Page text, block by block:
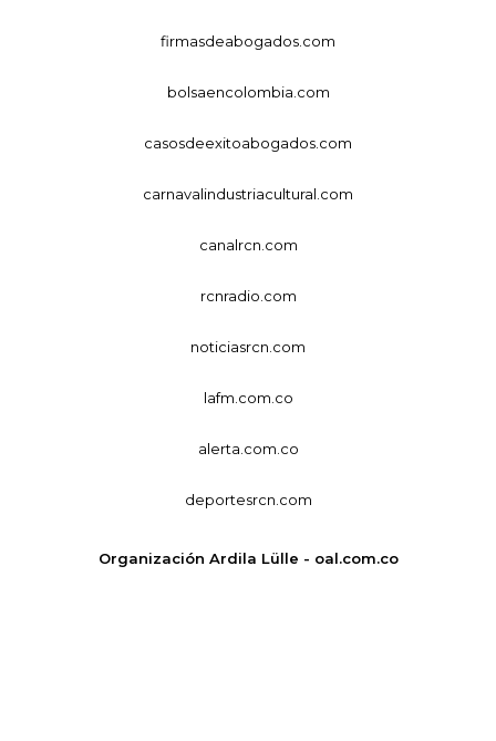
firmasdeabogados.com
bolsaencolombia.com
casosdeexitoabogados.com
carnavalindustriacultural.com
canalrcn.com
rcnradio.com
noticiasrcn.com
lafm.com.co
alerta.com.co
deportesrcn.com
Organización Ardila Lülle - oal.com.co